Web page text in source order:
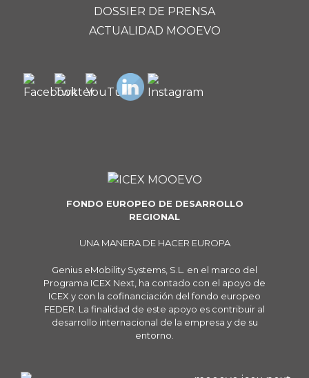
DOSSIER DE PRENSA
ACTUALIDAD MOOEVO
FONDO EUROPEO DE DESARROLLO
REGIONAL
UNA MANERA DE HACER EUROPA
Genius eMobility Systems, S.L. en el marco del
Programa ICEX Next, ha contado con el apoyo de
ICEX y con la cofinanciación del fondo europeo
FEDER. La finalidad de este apoyo es contribuir al
desarrollo internacional de la empresa y de su
entorno.